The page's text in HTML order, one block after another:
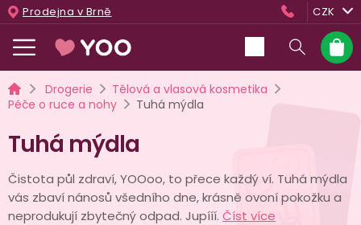
Přejít
na
obsah
Prodejna v Brně CZK
košík
DomůDrogerie
Tělová a vlasová kosmetika
Péče o ruce a nohy
Tuhá mýdla
Tuhá mýdla
Čistota půl zdraví, YOOoo, to přece každý ví. Tuhá mýdla
vás zbaví nánosů všedního dne, krásně ovoní pokožku a
neprodukují zbytečný odpad. Jupííí. Číst více